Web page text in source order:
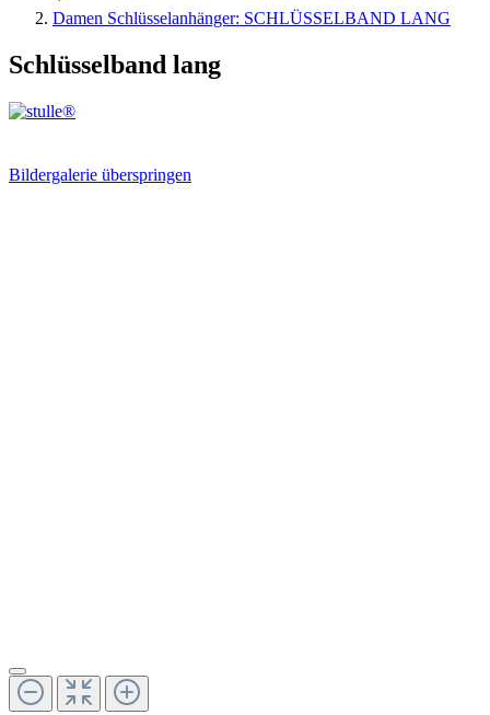
Damen Schlüsselanhänger: SCHLÜSSELBAND LANG
Schlüsselband lang
Bildergalerie überspringen